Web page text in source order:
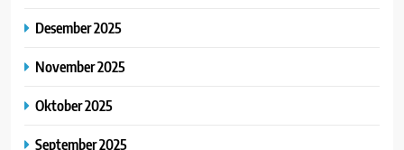
Desember 2025
November 2025
Oktober 2025
September 2025